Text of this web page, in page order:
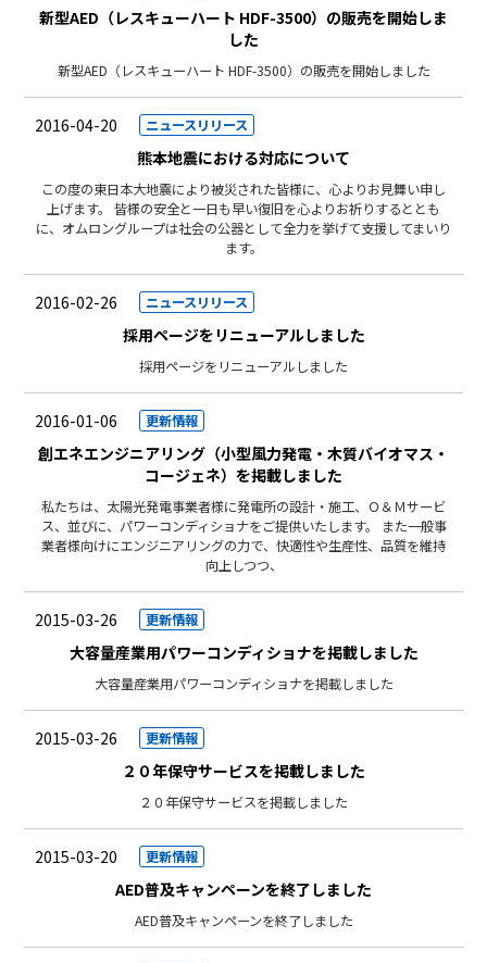
新型AED（レスキューハート HDF-3500）の販売を開始しま
した
新型AED（レスキューハート HDF-3500）の販売を開始しました
2016-04-20 ニュースリリース
熊本地震における対応について
この度の東日本大地震により被災された皆様に、心よりお見舞い申し
上げます。 皆様の安全と一日も早い復旧を心よりお祈りするととも
に、オムロングループは社会の公器として全力を挙げて支援してまいり
ます。
2016-02-26 ニュースリリース
採用ページをリニューアルしました
採用ページをリニューアルしました
2016-01-06 更新情報
創エネエンジニアリング（小型風力発電・木質バイオマス・
コージェネ）を掲載しました
私たちは、太陽光発電事業者様に発電所の設計・施工、Ｏ＆Ｍサービ
ス、並びに、パワーコンディショナをご提供いたします。 また一般事
業者様向けにエンジニアリングの力で、快適性や生産性、品質を維持
向上しつつ、
2015-03-26 更新情報
大容量産業用パワーコンディショナを掲載しました
大容量産業用パワーコンディショナを掲載しました
2015-03-26 更新情報
２０年保守サービスを掲載しました
２０年保守サービスを掲載しました
2015-03-20 更新情報
AED普及キャンペーンを終了しました
AED普及キャンペーンを終了しました